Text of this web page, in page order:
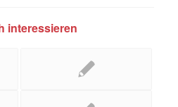
interessieren